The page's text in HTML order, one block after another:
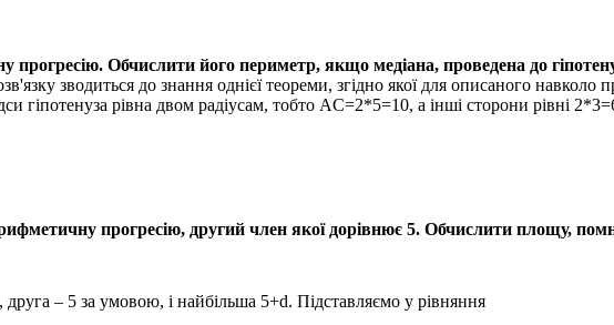
Обчислити його периметр, якщо медіана, проведена до
зводиться до знання однієї теореми, згідно якої для описаного навколо
гіпотенуза рівна двом радіусам, тобто AC=2*5=10, а інші сторони рівні
прогресію, другий член якої дорівнює 5. Обчислити площу,
, друга – 5 за умовою, і найбільша 5+d. Підставляємо у рівняння